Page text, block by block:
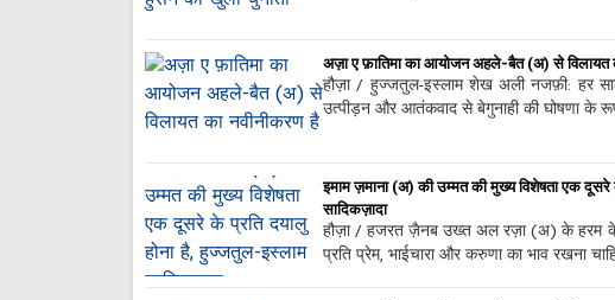
अज़ा ए फ़ातिमा का आयोजन अहले-बैत (अ) से विलायत
हौज़ा / हुज्जतुल-इस्लाम शेख अली नजफ़ी: हर
उत्पीड़न और आतंकवाद से बेगुनाही की घोषणा के
इमाम ज़माना (अ) की उम्मत की मुख्य विशेषता एक
सादिकज़ादा
हौज़ा / हजरत ज़ैनब उख्त अल रज़ा (अ) के हरम
प्रति प्रेम, भाईचारा और करुणा का भाव रखना